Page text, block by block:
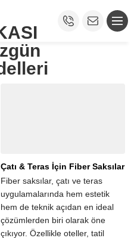
Çatı & Teras İçin Fiber Saksılar
Fiber saksılar, çatı ve teras
uygulamalarında hem estetik
hem de teknik açıdan en ideal
çözümlerden biri olarak öne
çıkıyor. Özellikle oteller, tatil